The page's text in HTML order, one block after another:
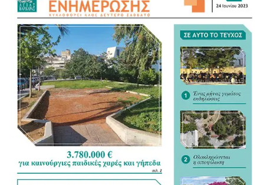
Για τον νέο Κώδικα της Αυτοδιοίκησης αναγνώρισε ως
σημαντικό βήμα τη συγκέντρωση της διάσπαρτης
νομοθεσίας σε ένα ενιαίο κείμενο, άσκησε όμως κριτική
στον τρόπο με τον οποίο διαμορφώνεται. «Η
Αυτοδιοίκηση ξέρει τι Αυτοδιοίκηση θέλει», σημείωσε,
υποστηρίζοντας ότι οι Δήμοι θα έπρεπε να έχουν πολύ
πιο καθοριστικό ρόλο στη διαμόρφωση του νέου
πλαισίου.